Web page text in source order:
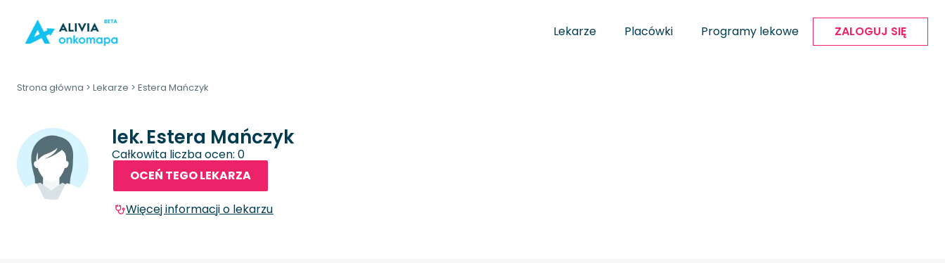
Lekarze Placówki Programy lekowe ZALOGUJ SIĘ
Strona główna > Lekarze > Estera Mańczyk
lek.Estera Mańczyk
Całkowita liczba ocen: 0
OCEŃ TEGO LEKARZA
Więcej informacji o lekarzu